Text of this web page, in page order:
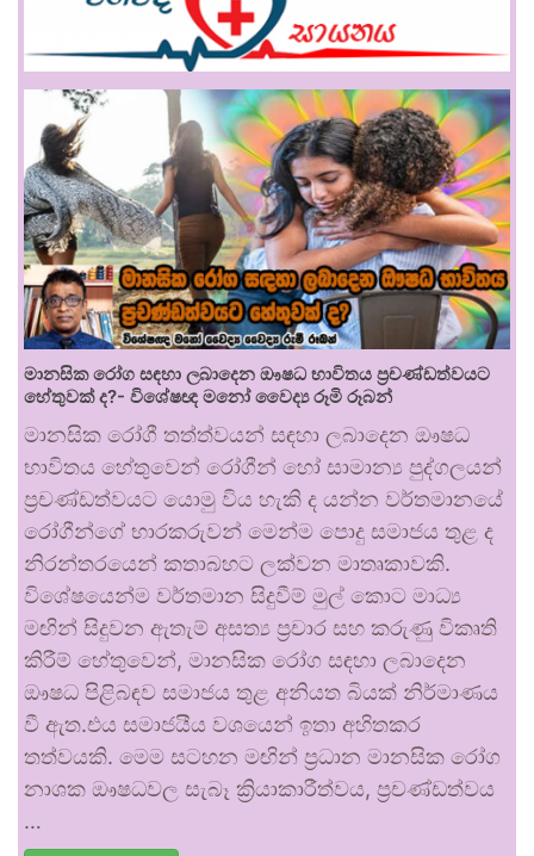
මානසික රෝග සඳහා ලබාදෙන ඖෂධ භාවිතය ප්‍රචණ්ඩත්වයට
හේතුවක් ද?- විශේෂඥ මනෝ වෛද්‍ය රූමි රූබන්
මානසික රෝගී තත්ත්වයන් සඳහා ලබාදෙන ඖෂධ
භාවිතය හේතුවෙන් රෝගීන් හෝ සාමාන්‍ය පුද්ගලයන්
ප්‍රචණ්ඩත්වයට යොමු විය හැකි ද යන්න වර්තමානයේ
රෝගීන්ගේ භාරකරුවන් මෙන්ම පොදු සමාජය තුළ ද
නිරන්තරයෙන් කතාබහට ලක්වන මාතෘකාවකි.
විශේෂයෙන්ම වර්තමාන සිදුවීම් මුල් කොට මාධ්‍ය
මඟින් සිදුවන ඇතැම් අසත්‍ය ප්‍රචාර සහ කරුණු විකෘති
කිරීම් හේතුවෙන්, මානසික රෝග සඳහා ලබාදෙන
ඖෂධ පිළිබඳව සමාජය තුළ අනියත බියක් නිර්මාණය
වී ඇත.එය සමාජයීය වශයෙන් ඉතා අහිතකර
තත්වයකි. මෙම සටහන මඟින් ප්‍රධාන මානසික රෝග
නාශක ඖෂධවල සැබෑ ක්‍රියාකාරීත්වය, ප්‍රචණ්ඩත්වය
…